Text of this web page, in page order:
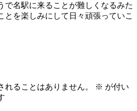
で名駅に来ることが難しくなるみた
とを楽しみにして日々頑張っていこ
れることはありません。 ※ が付い